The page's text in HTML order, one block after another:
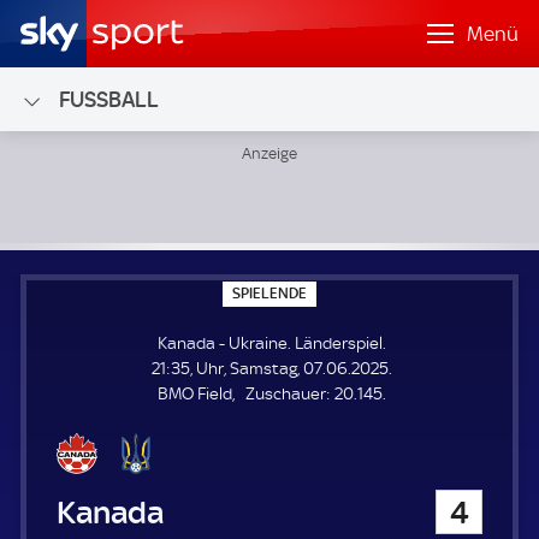
Menü
FUSSBALL
SPIELENDE
P
E
L
E
N
Kanada - Ukraine. Länderspiel.
21:35, Uhr, Samstag, 07.06.2025.
BMO Field
Zuschauer: Z
20.145.
Kanada 4